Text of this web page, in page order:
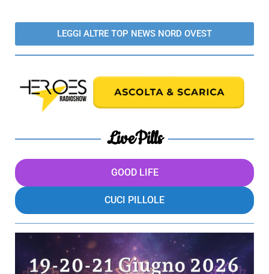
LEGGI ALTRE TOP NEWS NORD OVEST
LivePills
GOOD LIFE
CUCI PILLOLE